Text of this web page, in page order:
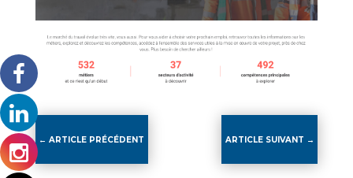
←ARTICLE PRÉCÉDENT ARTICLE SUIVANT →